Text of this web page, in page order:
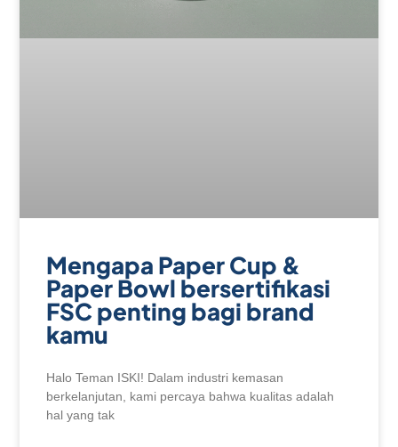
Mengapa Paper Cup &
Paper Bowl bersertifikasi
FSC penting bagi brand
kamu
Halo Teman ISKI! Dalam industri kemasan
berkelanjutan, kami percaya bahwa kualitas adalah
hal yang tak